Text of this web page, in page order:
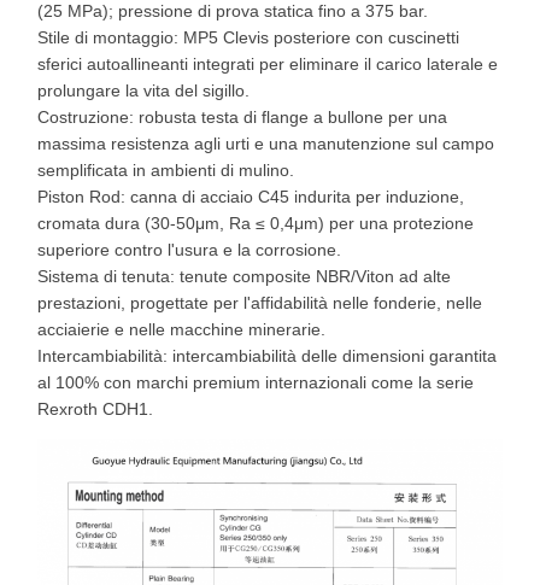
(25 MPa); pressione di prova statica fino a 375 bar.
Stile di montaggio: MP5 Clevis posteriore con cuscinetti
sferici autoallineanti integrati per eliminare il carico laterale e
prolungare la vita del sigillo.
Costruzione: robusta testa di flange a bullone per una
massima resistenza agli urti e una manutenzione sul campo
semplificata in ambienti di mulino.
Piston Rod: canna di acciaio C45 indurita per induzione,
cromata dura (30-50μm, Ra ≤ 0,4μm) per una protezione
superiore contro l'usura e la corrosione.
Sistema di tenuta: tenute composite NBR/Viton ad alte
prestazioni, progettate per l'affidabilità nelle fonderie, nelle
acciaierie e nelle macchine minerarie.
Intercambiabilità: intercambiabilità delle dimensioni garantita
al 100% con marchi premium internazionali come la serie
Rexroth CDH1.